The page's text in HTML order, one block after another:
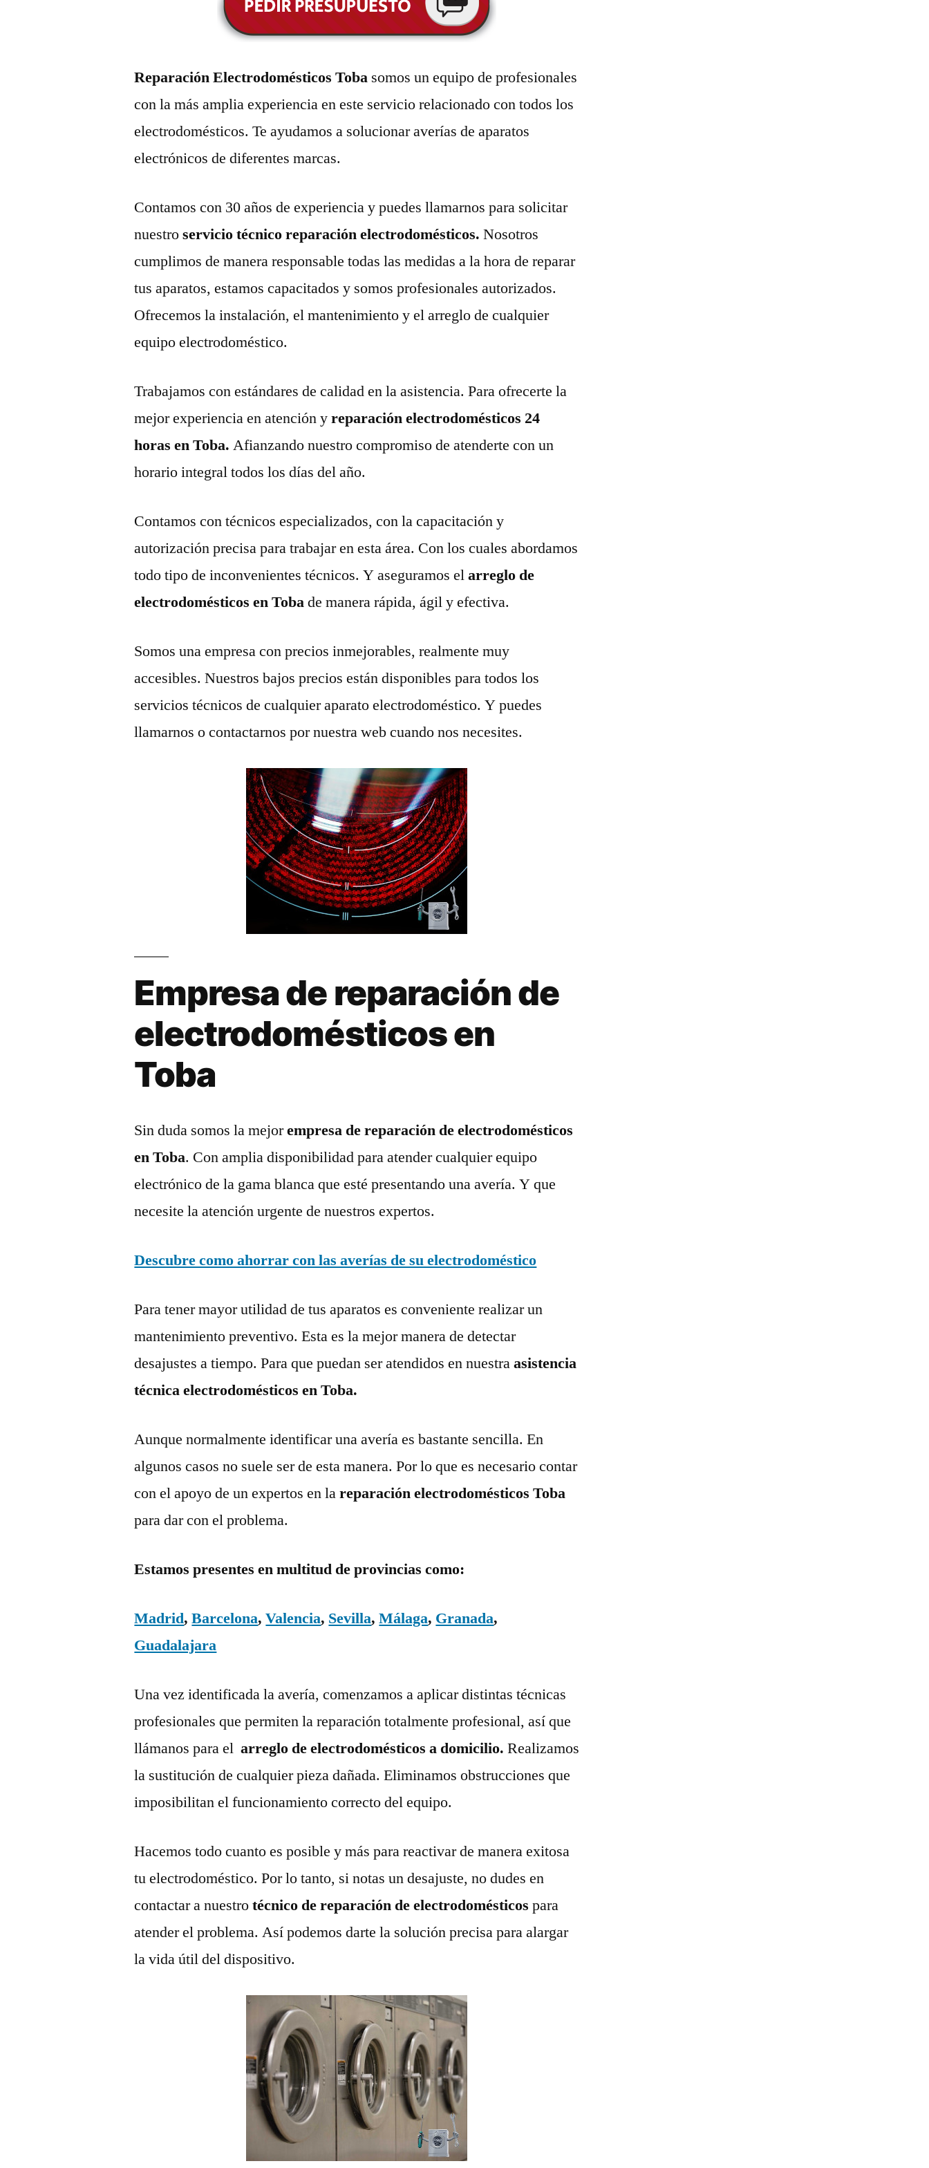
Reparación Electrodomésticos Toba somos un equipo de profesionales
con la más amplia experiencia en este servicio relacionado con todos los
electrodomésticos. Te ayudamos a solucionar averías de aparatos
electrónicos de diferentes marcas.
Contamos con 30 años de experiencia y puedes llamarnos para solicitar
nuestroservicio técnico reparación electrodomésticos.Nosotros
cumplimos de manera responsable todas las medidas a la hora de reparar
tus aparatos, estamos capacitados y somos profesionales autorizados.
Ofrecemos la instalación, el mantenimiento y el arreglo de cualquier
equipo electrodoméstico.
Trabajamos con estándares de calidad en la asistencia. Para ofrecerte la
mejor experiencia en atención yreparación electrodomésticos 24
horas en Toba.Afianzando nuestro compromiso de atenderte con un
horario integral todos los días del año.
Contamos con técnicos especializados, con la capacitación y
autorización precisa para trabajar en esta área. Con los cuales abordamos
todo tipo de inconvenientes técnicos. Y aseguramos elarreglo de
electrodomésticos en Tobade manera rápida, ágil y efectiva.
Somos una empresa con precios inmejorables, realmente muy
accesibles. Nuestros bajos precios están disponibles para todos los
servicios técnicos de cualquier aparato electrodoméstico. Y puedes
llamarnos o contactarnos por nuestra web cuando nos necesites.
Empresa de reparación de
electrodomésticos en
Toba
Sin duda somos la mejorempresa de reparación de electrodomésticos
en Toba. Con amplia disponibilidad para atender cualquier equipo
electrónico de la gama blanca que esté presentando una avería. Y que
necesite la atención urgente de nuestros expertos.
Descubre como ahorrar con las averías de su electrodoméstico
Para tener mayor utilidad de tus aparatos es conveniente realizar un
mantenimiento preventivo. Esta es la mejor manera de detectar
desajustes a tiempo. Para que puedan ser atendidos en nuestraasistencia
técnica electrodomésticos en Toba.
Aunque normalmente identificar una avería es bastante sencilla. En
algunos casos no suele ser de esta manera. Por lo que es necesario contar
con el apoyo de un expertos en lareparación electrodomésticos Toba
para dar con el problema.
Estamos presentes en multitud de provincias como:
Madrid,Barcelona,Valencia, Sevilla,Málaga, Granada,
Guadalajara
Una vez identificada la avería, comenzamos a aplicar distintas técnicas
profesionales que permiten la reparación totalmente profesional, así que
llámanos para el arreglo de electrodomésticos a domicilio.Realizamos
la sustitución de cualquier pieza dañada. Eliminamos obstrucciones que
imposibilitan el funcionamiento correcto del equipo.
Hacemos todo cuanto es posible y más para reactivar de manera exitosa
tu electrodoméstico. Por lo tanto, si notas un desajuste, no dudes en
contactar a nuestrotécnico de reparación de electrodomésticospara
atender el problema. Así podemos darte la solución precisa para alargar
la vida útil del dispositivo.